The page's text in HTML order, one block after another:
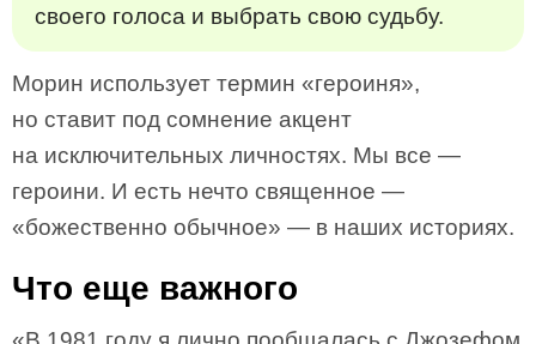
своего голоса и выбрать свою судьбу.
Морин использует термин «героиня»,
но ставит под сомнение акцент
на исключительных личностях. Мы все —
героини. И есть нечто священное —
«божественно обычное» — в наших историях.
Что еще важного